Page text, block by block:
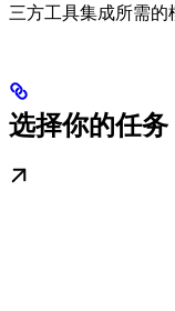
三方工具集成所需的
选择你的任务